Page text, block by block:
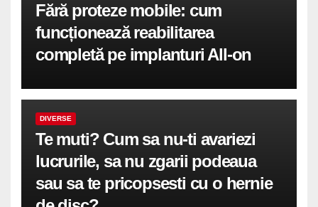
Fără proteze mobile: cum
funcționează reabilitarea
completă pe implanturi All-on
DIVERSE
Te muti? Cum sa nu-ti avariezi
lucrurile, sa nu zgarii podeaua
sau sa te pricopsesti cu o hernie